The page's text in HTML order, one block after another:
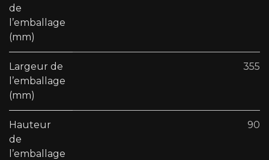
de
l’emballage
(mm)
Largeur de
l’emballage
(mm)
355
Hauteur
de
l’emballage
90